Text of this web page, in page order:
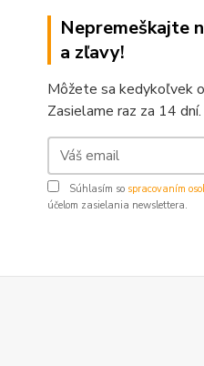
Nepremeškajte
a zľavy!
Môžete sa kedykoľvek
Zasielame raz za 14 dní.
Súhlasím so spracovaním
účelom zasielania newslettera.